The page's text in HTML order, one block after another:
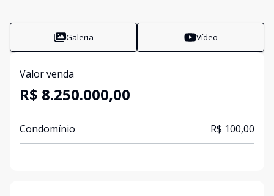
Galeria Vídeo
Valor venda
R$ 8.250.000,00
Condomínio R$ 100,00